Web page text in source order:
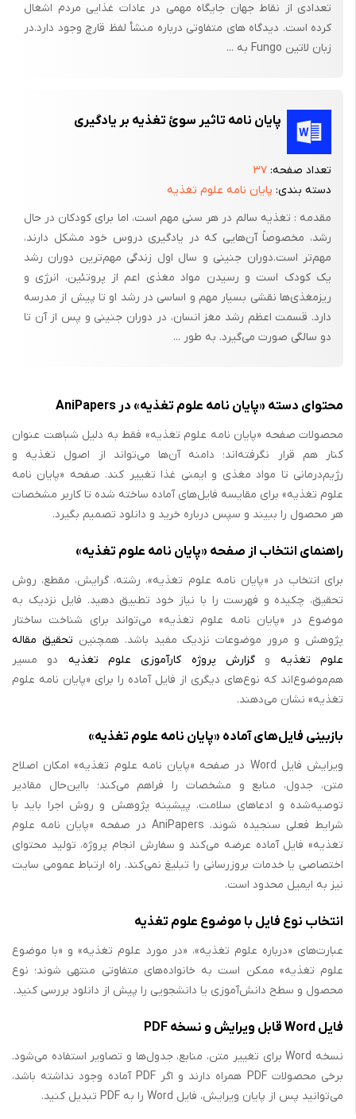
تعدادی از نقاط جهان جایگاه مهمی در عادات غذایی مردم اشغال
کرده است. دیدگاه های متفاوتی درباره منشأ لفظ قارچ وجود دارد.در
زبان لاتین Fungo به ...
پایان نامه تاثیر سوئ تغذیه بر یادگیری
تعداد صفحه: ۳۷
دسته بندی: پایان نامه علوم تغذیه
مقدمه : تغذیه سالم در هر سنی مهم است، اما برای کودکان در حال
رشد، مخصوصاً آن‌هایی که در یادگیری دروس خود مشکل دارند،
مهم‌تر است.دوران جنینی و سال اول زندگی مهم‌ترین دوران رشد
یک کودک است و رسیدن مواد مغذی اعم از پروتئین، انرژی و
ریزمغذی‌ها نقشی بسیار مهم و اساسی در رشد او تا پیش از مدرسه
دارد. قسمت اعظم رشد مغز انسان، در دوران جنینی و پس از آن تا
دو سالگی صورت می‌گیرد. به طور ...
محتوای دسته «پایان نامه علوم تغذیه» در AniPapers
محصولات صفحه «پایان نامه علوم تغذیه» فقط به دلیل شباهت عنوان
کنار هم قرار نگرفته‌اند؛ دامنه آن‌ها می‌تواند از اصول تغذیه و
رژیم‌درمانی تا مواد مغذی و ایمنی غذا تغییر کند. صفحه «پایان نامه
علوم تغذیه» برای مقایسه فایل‌های آماده ساخته شده تا کاربر مشخصات
هر محصول را ببیند و سپس درباره خرید و دانلود تصمیم بگیرد.
راهنمای انتخاب از صفحه «پایان نامه علوم تغذیه»
برای انتخاب در «پایان نامه علوم تغذیه»، رشته، گرایش، مقطع، روش
تحقیق، چکیده و فهرست را با نیاز خود تطبیق دهید. فایل نزدیک به
موضوع در «پایان نامه علوم تغذیه» می‌تواند برای شناخت ساختار
پژوهش و مرور موضوعات نزدیک مفید باشد. همچنین تحقیق مقاله
علوم تغذیه و گزارش پروژه کارآموزی علوم تغذیه دو مسیر
هم‌موضوع‌اند که نوع‌های دیگری از فایل آماده را برای «پایان نامه علوم
تغذیه» نشان می‌دهند.
بازبینی فایل‌های آماده «پایان نامه علوم تغذیه»
ویرایش فایل Word در صفحه «پایان نامه علوم تغذیه» امکان اصلاح
متن، جدول، منابع و مشخصات را فراهم می‌کند؛ بااین‌حال مقادیر
توصیه‌شده و ادعاهای سلامت، پیشینه پژوهش و روش اجرا باید با
شرایط فعلی سنجیده شوند. AniPapers در صفحه «پایان نامه علوم
تغذیه» فایل آماده عرضه می‌کند و سفارش انجام پروژه، تولید محتوای
اختصاصی یا خدمات بروزرسانی را تبلیغ نمی‌کند. راه ارتباط عمومی سایت
نیز به ایمیل محدود است.
انتخاب نوع فایل با موضوع علوم تغذیه
عبارت‌های «درباره علوم تغذیه»، «در مورد علوم تغذیه» و «با موضوع
علوم تغذیه» ممکن است به خانواده‌های متفاوتی منتهی شوند؛ نوع
محصول و سطح دانش‌آموزی یا دانشجویی را پیش از دانلود بررسی کنید.
فایل Word قابل ویرایش و نسخه PDF
نسخه Word برای تغییر متن، منابع، جدول‌ها و تصاویر استفاده می‌شود.
برخی محصولات PDF همراه دارند و اگر PDF آماده وجود نداشته باشد،
می‌توانید پس از پایان ویرایش، فایل Word را به PDF تبدیل کنید.